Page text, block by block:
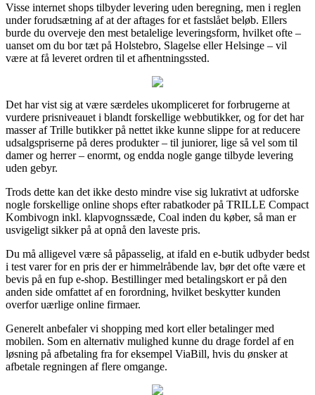
Visse internet shops tilbyder levering uden beregning, men i reglen
under forudsætning af at der aftages for et fastslået beløb. Ellers
burde du overveje den mest betalelige leveringsform, hvilket ofte –
uanset om du bor tæt på Holstebro, Slagelse eller Helsinge – vil
være at få leveret ordren til et afhentningssted.
Det har vist sig at være særdeles ukompliceret for forbrugerne at
vurdere prisniveauet i blandt forskellige webbutikker, og for det har
masser af Trille butikker på nettet ikke kunne slippe for at reducere
udsalgspriserne på deres produkter – til juniorer, lige så vel som til
damer og herrer – enormt, og endda nogle gange tilbyde levering
uden gebyr.
Trods dette kan det ikke desto mindre vise sig lukrativt at udforske
nogle forskellige online shops efter rabatkoder på TRILLE Compact
Kombivogn inkl. klapvognssæde, Coal inden du køber, så man er
usvigeligt sikker på at opnå den laveste pris.
Du må alligevel være så påpasselig, at ifald en e-butik udbyder bedst
i test varer for en pris der er himmelråbende lav, bør det ofte være et
bevis på en fup e-shop. Bestillinger med betalingskort er på den
anden side omfattet af en forordning, hvilket beskytter kunden
overfor uærlige online firmaer.
Generelt anbefaler vi shopping med kort eller betalinger med
mobilen. Som en alternativ mulighed kunne du drage fordel af en
løsning på afbetaling fra for eksempel ViaBill, hvis du ønsker at
afbetale regningen af flere omgange.